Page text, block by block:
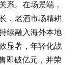
系。在场景端，
，老酒市场精耕
续融入海外本地
显著，年轻化战
即破亿元，并荣